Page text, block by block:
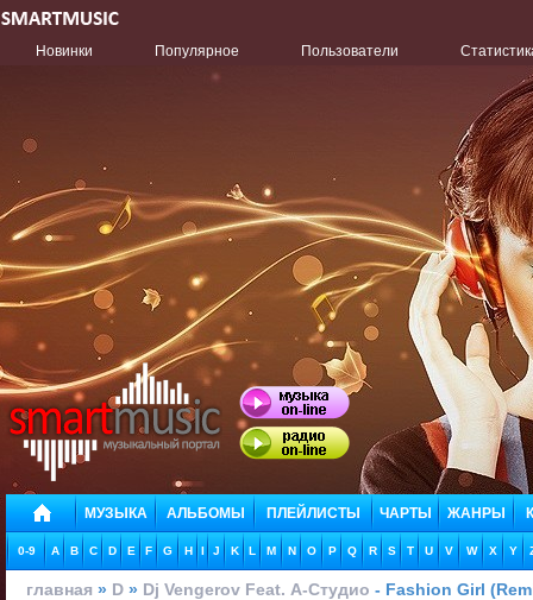
Новинки Популярное Пользователи
МУЗЫКА АЛЬБОМЫ ПЛЕЙЛИСТЫ ЧАРТЫ ЖАНРЫ
0-9 A B C D E F G H I J K L M N O P Q R S T U V W X Y
главная » D » Dj Vengerov Feat. А-Студио - Fashion Girl